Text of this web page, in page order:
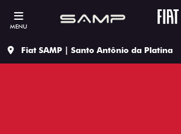
MENU
Fiat SAMP | Santo Antônio da Platina